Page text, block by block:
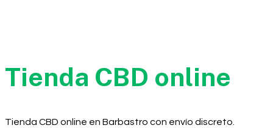
Tienda CBD online
Tienda CBD online en Barbastro con envío discreto.